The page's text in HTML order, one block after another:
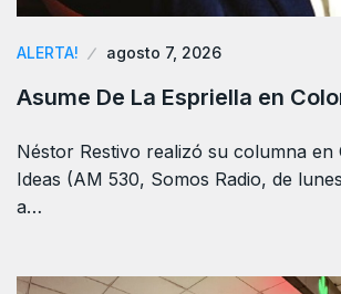
ALERTA! agosto 7, 2026
Asume De La Espriella en
Néstor Restivo realizó su columna en
Ideas (AM 530, Somos Radio, de
a…